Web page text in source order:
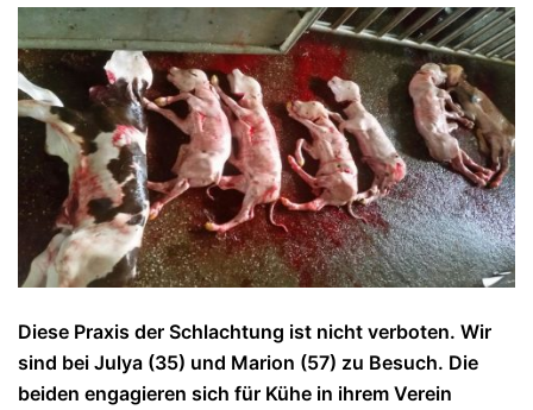
Diese Praxis der Schlachtung ist nicht verboten. Wir
sind bei Julya (35) und Marion (57) zu Besuch. Die
beiden engagieren sich für Kühe in ihrem Verein